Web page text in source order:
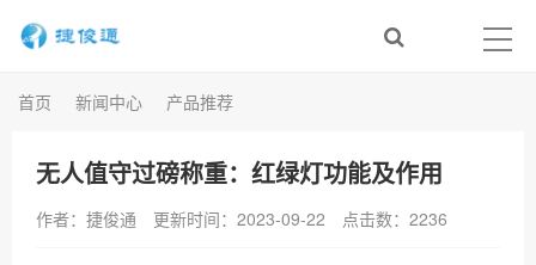
首页 新闻中心 产品推荐
无人值守过磅称重：红绿灯功能及作用
作者：捷俊通 更新时间：2023-09-22 点击数： 2236